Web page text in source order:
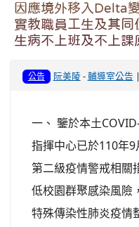
因應境外移入Delta
實教職員工生及其
生病不上班及不上課
公告 阮美陵-輔導室公告
一、 鑒於本土
指揮中心已於110年
第二級疫情警戒相關
低校園群聚感染風險
特殊傳染性肺炎疫情